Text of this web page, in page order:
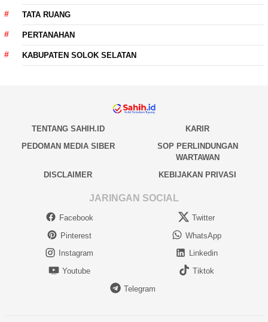
TATA RUANG
PERTANAHAN
KABUPATEN SOLOK SELATAN
TENTANG SAHIH.ID
KARIR
PEDOMAN MEDIA SIBER
SOP PERLINDUNGAN
WARTAWAN
DISCLAIMER
KEBIJAKAN PRIVASI
JARINGAN SOCIAL
Facebook
Twitter
Pinterest
WhatsApp
Instagram
Linkedin
Youtube
Tiktok
Telegram